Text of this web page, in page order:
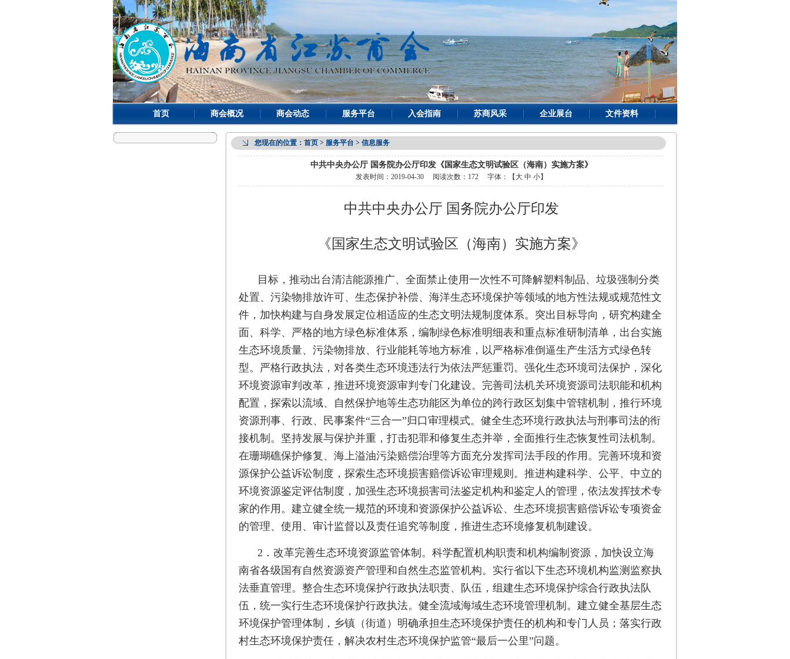
首页 商会概况 商会动态 服务平台 入会指南 苏商风采 企业展台 文件资料
您现在的位置： 首页 > 服务平台 > 信息服务
中共中央办公厅 国务院办公厅印发《国家生态文明试验区（海南）实施方案》
发表时间： 2019-04-30阅读次数： 172 字体：【 大 中 小】
中共中央办公厅 国务院办公厅印发
《国家生态文明试验区（海南）实施方案》
目标，推动出台清洁能源推广、全面禁止使用一次性不可降解塑料制品、垃圾强制分类
处置、污染物排放许可、生态保护补偿、海洋生态环境保护等领域的地方性法规或规范性文
件，加快构建与自身发展定位相适应的生态文明法规制度体系。突出目标导向，研究构建全
面、科学、严格的地方绿色标准体系，编制绿色标准明细表和重点标准研制清单，出台实施
生态环境质量、污染物排放、行业能耗等地方标准，以严格标准倒逼生产生活方式绿色转
型。严格行政执法，对各类生态环境违法行为依法严惩重罚。强化生态环境司法保护，深化
环境资源审判改革，推进环境资源审判专门化建设。完善司法机关环境资源司法职能和机构
配置，探索以流域、自然保护地等生态功能区为单位的跨行政区划集中管辖机制，推行环境
资源刑事、行政、民事案件“三合一”归口审理模式。健全生态环境行政执法与刑事司法的衔
接机制。坚持发展与保护并重，打击犯罪和修复生态并举，全面推行生态恢复性司法机制。
在珊瑚礁保护修复、海上溢油污染赔偿治理等方面充分发挥司法手段的作用。完善环境和资
源保护公益诉讼制度，探索生态环境损害赔偿诉讼审理规则。推进构建科学、公平、中立的
环境资源鉴定评估制度，加强生态环境损害司法鉴定机构和鉴定人的管理，依法发挥技术专
家的作用。建立健全统一规范的环境和资源保护公益诉讼、生态环境损害赔偿诉讼专项资金
的管理、使用、审计监督以及责任追究等制度，推进生态环境修复机制建设。
2．改革完善生态环境资源监管体制。科学配置机构职责和机构编制资源，加快设立海
南省各级国有自然资源资产管理和自然生态监管机构。实行省以下生态环境机构监测监察执
法垂直管理。整合生态环境保护行政执法职责、队伍，组建生态环境保护综合行政执法队
伍，统一实行生态环境保护行政执法。健全流域海域生态环境管理机制。建立健全基层生态
环境保护管理体制，乡镇（街道）明确承担生态环境保护责任的机构和专门人员；落实行政
村生态环境保护责任，解决农村生态环境保护监管“最后一公里”问题。